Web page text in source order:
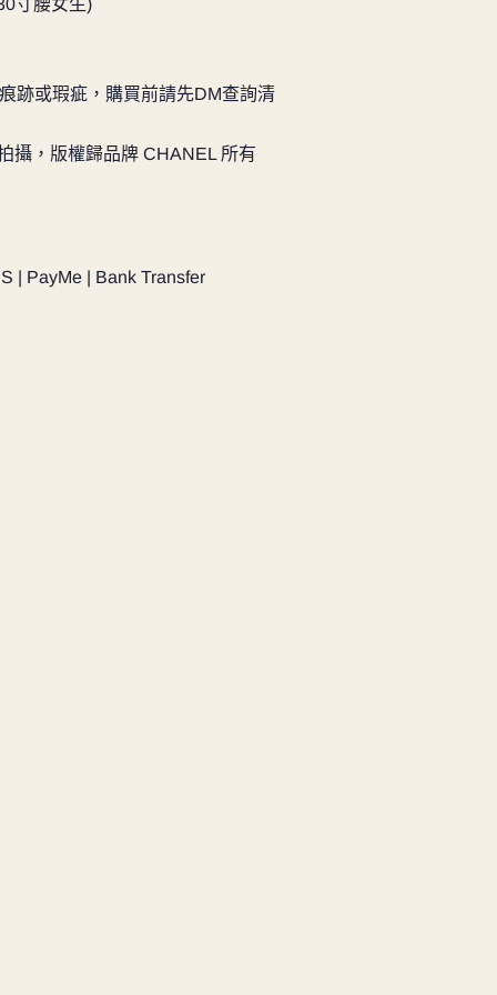
寸腰女生)
跡或瑕疵，購買前請先DM查詢清
攝，版權歸品牌 CHANEL 所有
| PayMe | Bank Transfer